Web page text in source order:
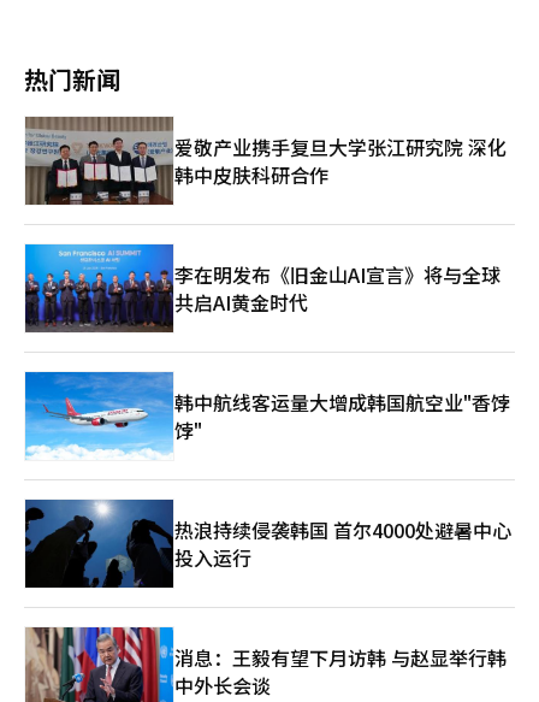
增长主要得益于三星集团、SK集团、现代汽车和LG集团等韩国主
资，推动了相关机械设备和中间品的出口。此外，美国科技巨头增
加对人工智能（AI）服务器的投资，也为韩国半导体出口注入了新
的增长动力。 韩国贸易协会趋势分析室长张相植（音）指
出：“美国作为大型消费市场，其出口结构日益多样化，包括信息
技术（IT）、机械设备和石油化学等领域。美国本地投资的增长，
相关中间品出口逐渐形成更加稳定的结构。” 展望未来，若中美
贸易冲突进一步加剧，尤其在特朗普政府启动第二任期的情况下，
以美国为中心的供应链重组或将对韩国对华出口带来更大挑战。
张相植表示：“鉴于中美冲突和中国强化自给自足的趋势，维持对
中国出口的增长难度将持续增加。韩国需要以韩美同盟为基础，通
过加强尖端产业分工体系和供应链合作，提升与美国的互补性贸易
关系。” 现代汽车的电动汽车电池【图片来源 现代汽车】
3.7个点至86.9。制造业CBSI主要受行业景气（-1.3个点）和资金
状况（-1.3个点）恶化影响，创下2022年9月（-5.6个点）以来的
最大跌幅。12月非制造业CBSI为87.1，环比下降5个点。降幅达到
2023年10月（-7.4个点）以来的最大值，主要原因在于盈利能力
（-1.5个点）和资金状况（-1.5个点）恶化。 韩国银行统计调查组
分析称，政治不确定性扩大导致汇率急剧上升，原材料价格上涨的
压力反映在化工和汽车企业的反馈中。此外，美国特朗普政府上台
后保护主义倾向强化、中国经济增长放缓引发的需求减少及竞争加
剧等也可能带来一定影响。 2025年1月CBSI预测值显示，全产业
为82.4，环比下降4.6个点；其中制造业降至85.2，环比下降1.7个
点；非制造业为80.3，环比下降6.8个点。非制造业预测值降幅
（-10.0个点）创下2020年4月（-23.5个点）以来的最大值。 韩国
银行指出，12月初的戒严事态导致政治不确定性加剧，消费萎缩，
在国会通过的影响尚未完全显现，因此非制造业的不确定性预计会
延续至下个月。 另外，12月BSI调查结果显示，制造业中运动用
品、二次电池相关电气设备以及电子影像通信设备行业的表现尤为
低迷，原因在于消费萎缩、出口放缓以及通用半导体需求减弱。非
制造业中，批发零售业和体育休闲相关服务业的BSI受消费心理恶
化影响而大幅下降。 在BSI基础上反映消费者动向指数（CSI）的
12月经济信心指数（ESI）环比下降9.6个点，为83.1，创下2020
年3月（-21.2个点）以来的最大降幅。排除季节因素后的ESI循环
变动指数为89.7，环比下降1.1个点。 23日下午，首尔明洞街头游
客寥寥无几。【图片来源 韩联社】
热门新闻
爱敬产业携手复旦大学张江研究院 深化
韩中皮肤科研合作
李在明发布《旧金山AI宣言》将与全球
共启AI黄金时代
韩中航线客运量大增成韩国航空业"香饽
饽"
热浪持续侵袭韩国 首尔4000处避暑中心
投入运行
消息：王毅有望下月访韩 与赵显举行韩
中外长会谈